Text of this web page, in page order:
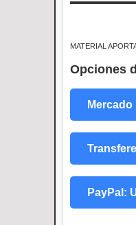
MATERIAL
Opciones
Mercado
PayPal: